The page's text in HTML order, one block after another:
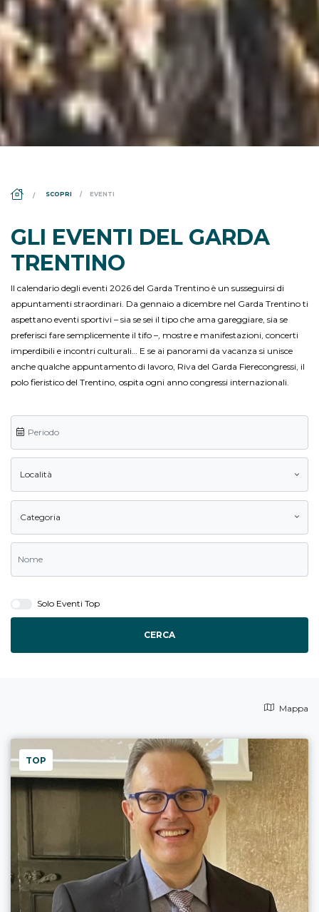
DS_BREADCRUMB.HOME
SCOPRI EVENTI
GLI EVENTI DEL GARDA
TRENTINO
Il calendario degli eventi 2026 del Garda Trentino è un susseguirsi di
appuntamenti straordinari. Da gennaio a dicembre nel Garda Trentino ti
aspettano eventi sportivi – sia se sei il tipo che ama gareggiare, sia se
preferisci fare semplicemente il tifo –, mostre e manifestazioni, concerti
imperdibili e incontri culturali… E se ai panorami da vacanza si unisce
anche qualche appuntamento di lavoro, Riva del Garda Fierecongressi, il
polo fieristico del Trentino, ospita ogni anno congressi internazionali.
Località
Categoria
Solo Eventi Top
CERCA
Mappa
TOP